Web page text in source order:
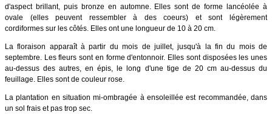
d'aspect brillant, puis bronze en automne. Elles sont de forme lancéolée à
ovale (elles peuvent ressembler à des coeurs) et sont légèrement
cordiformes sur les côtés. Elles ont une longueur de 10 à 20 cm.
La floraison apparaît à partir du mois de juillet, jusqu'à la fin du mois de
septembre. Les fleurs sont en forme d'entonnoir. Elles sont disposées les unes
au-dessus des autres, en épis, le long d'une tige de 20 cm au-dessus du
feuillage. Elles sont de couleur rose.
La plantation en situation mi-ombragée à ensoleillée est recommandée, dans
un sol frais et pas trop sec.